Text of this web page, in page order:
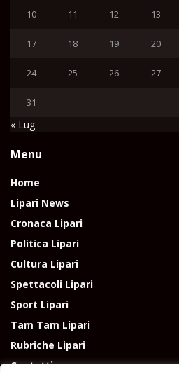
10 11 12 13
17 18 19 20
24 25 26 27
31
« Lug
Menu
Home
Lipari News
Cronaca Lipari
Politica Lipari
Cultura Lipari
Spettacoli Lipari
Sport Lipari
Tam Tam Lipari
Rubriche Lipari
Contatti